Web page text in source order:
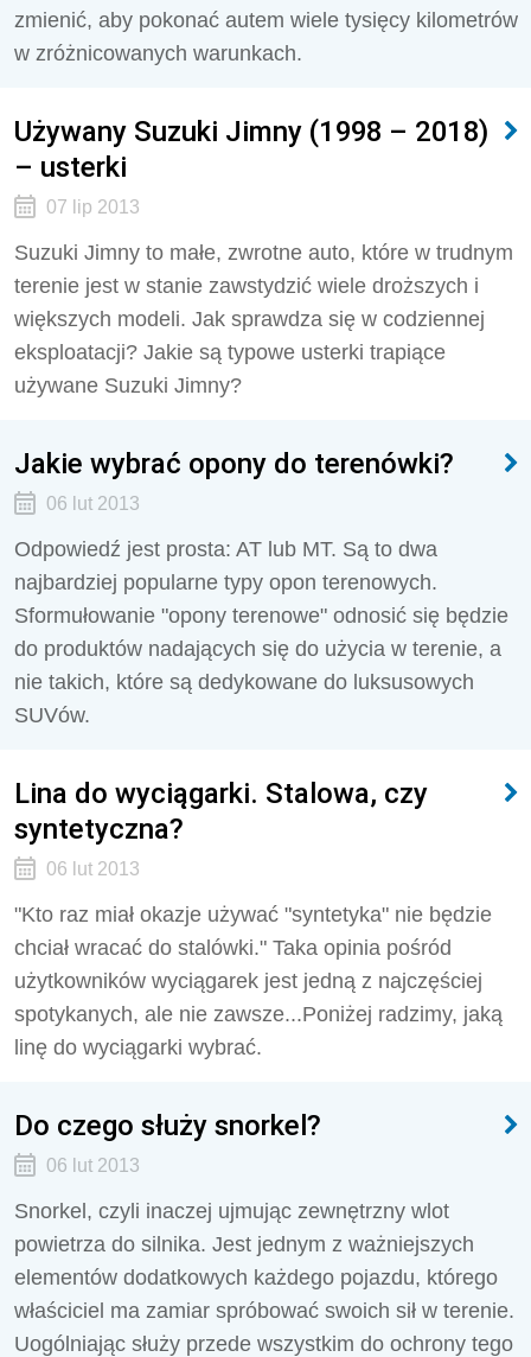
zmienić, aby pokonać autem wiele tysięcy kilometrów
w zróżnicowanych warunkach.
Używany Suzuki Jimny (1998 – 2018)
– usterki
07 lip 2013
Suzuki Jimny to małe, zwrotne auto, które w trudnym
terenie jest w stanie zawstydzić wiele droższych i
większych modeli. Jak sprawdza się w codziennej
eksploatacji? Jakie są typowe usterki trapiące
używane Suzuki Jimny?
Jakie wybrać opony do terenówki?
06 lut 2013
Odpowiedź jest prosta: AT lub MT. Są to dwa
najbardziej popularne typy opon terenowych.
Sformułowanie "opony terenowe" odnosić się będzie
do produktów nadających się do użycia w terenie, a
nie takich, które są dedykowane do luksusowych
SUVów.
Lina do wyciągarki. Stalowa, czy
syntetyczna?
06 lut 2013
"Kto raz miał okazje używać "syntetyka" nie będzie
chciał wracać do stalówki." Taka opinia pośród
użytkowników wyciągarek jest jedną z najczęściej
spotykanych, ale nie zawsze...Poniżej radzimy, jaką
linę do wyciągarki wybrać.
Do czego służy snorkel?
06 lut 2013
Snorkel, czyli inaczej ujmując zewnętrzny wlot
powietrza do silnika. Jest jednym z ważniejszych
elementów dodatkowych każdego pojazdu, którego
właściciel ma zamiar spróbować swoich sił w terenie.
Uogólniając służy przede wszystkim do ochrony tego